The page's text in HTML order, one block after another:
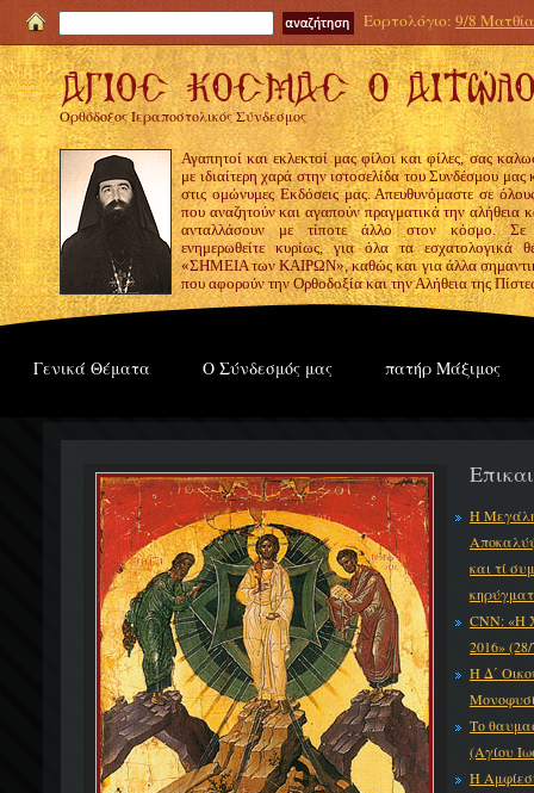
Εορτολόγιο: 9/8
Ορθόδοξος Ιεραποστολικός Σύνδεσμος
Αγαπητοί και εκλεκτοί μας φίλοι και φίλες, σας
με ιδιαίτερη χαρά στην ιστοσελίδα του Συνδέσμου μας
στις ομώνυμες Εκδόσεις μας. Απευθυνόμαστε σε
που αναζητούν και αγαπούν πραγματικά την αλήθεια
ανταλλάσουν με τίποτε άλλο στον κόσμο.
ενημερωθείτε κυρίως, για όλα τα εσχατολογικά
«ΣΗΜΕΙΑ των ΚΑΙΡΩΝ», καθώς και για άλλα
που αφορούν την Ορθοδοξία και την Αλήθεια της
Γενικά Θέματα Ο Σύνδεσμός μας πατήρ Μάξιμος
Η Μεγάλη
και τί
CNN: «Η
2016»
Η Δ΄
Το
(Αγίου
Η